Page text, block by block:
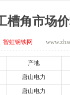
槽角市场
智虹钢铁网
产地
唐山电力
唐山电力